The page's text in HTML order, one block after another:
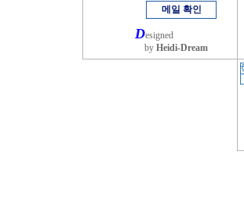
메일 확인
Designed
by Heidi-Dream